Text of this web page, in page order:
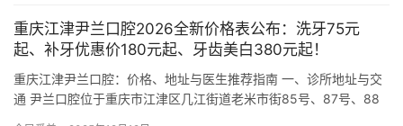
重庆江津尹兰口腔2026全新价格表公布：洗牙75元
起、补牙优惠价180元起、牙齿美白380元起！
重庆江津尹兰口腔：价格、地址与医生推荐指南 一、诊所地址与交
通 尹兰口腔位于重庆市江津区几江街道老米市街85号、87号、88